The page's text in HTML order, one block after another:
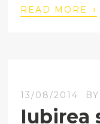
READ MORE ›
13/08/2014 BY
Iubirea